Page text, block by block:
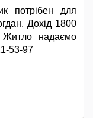
потрібен для
Дохід 1800
надаємо
53-97